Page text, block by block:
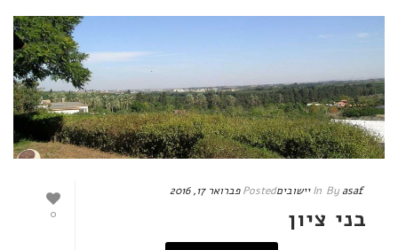
0
Byasaf
In יישוביםPosted פברואר 17, 2016
בני ציון